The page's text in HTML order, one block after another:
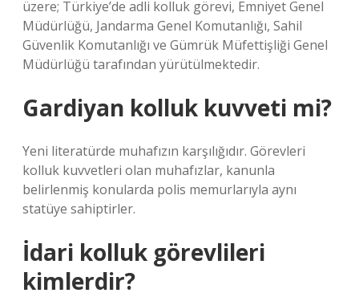
üzere; Türkiye’de adli kolluk görevi, Emniyet Genel
Müdürlüğü, Jandarma Genel Komutanlığı, Sahil
Güvenlik Komutanlığı ve Gümrük Müfettişliği Genel
Müdürlüğü tarafından yürütülmektedir.
Gardiyan kolluk kuvveti mi?
Yeni literatürde muhafızın karşılığıdır. Görevleri
kolluk kuvvetleri olan muhafızlar, kanunla
belirlenmiş konularda polis memurlarıyla aynı
statüye sahiptirler.
İdari kolluk görevlileri
kimlerdir?